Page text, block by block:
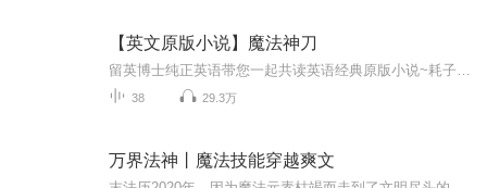
【英文原版小说】魔法神刀
38 29.3万
万界法神丨魔法技能穿越爽文